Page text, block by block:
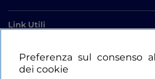
Link Utili
Login
Restiamo in contatto
Preferenza sul consenso
dei cookie